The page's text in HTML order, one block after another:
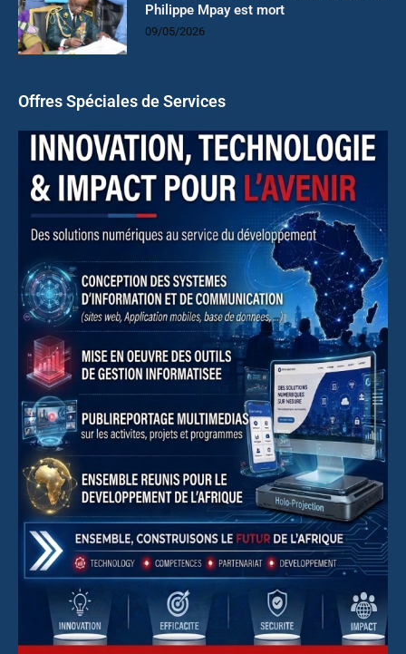
Philippe Mpay est mort
09/05/2026
Offres Spéciales de Services